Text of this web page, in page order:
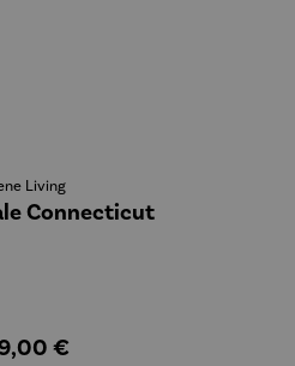
Living
Connecticut
€